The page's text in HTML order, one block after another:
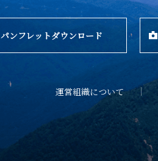
パンフレットダウンロード
運営組織について